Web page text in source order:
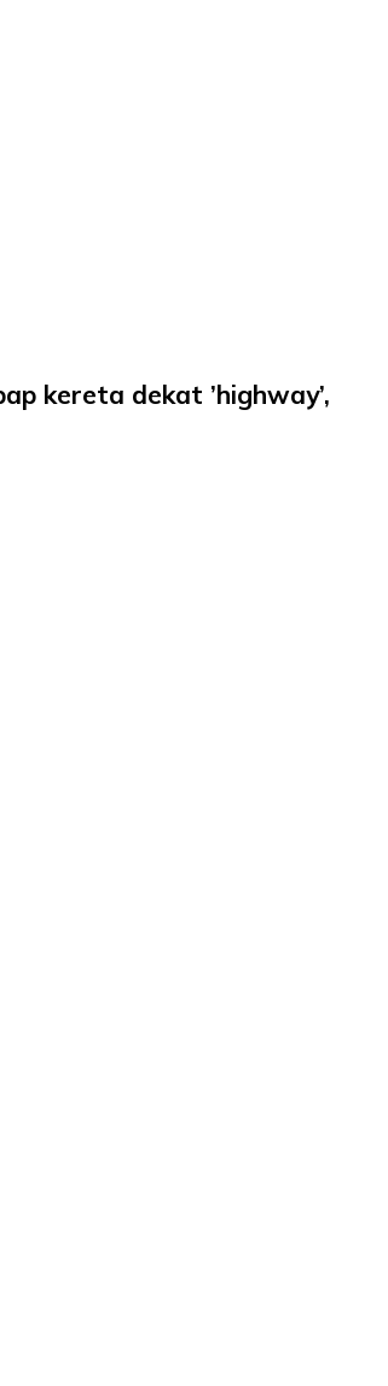
kereta dekat ’highway’,